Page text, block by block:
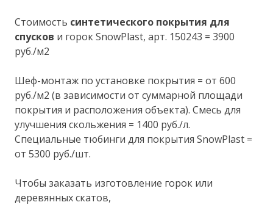
Стоимость синтетического покрытия для
спусков и горок SnowPlast, арт. 150243 = 3900
руб./м2
Шеф-монтаж по установке покрытия = от 600
руб./м2 (в зависимости от суммарной площади
покрытия и расположения объекта). Смесь для
улучшения скольжения = 1400 руб./л.
Специальные тюбинги для покрытия SnowPlast =
от 5300 руб./шт.
Чтобы заказать изготовление горок или
деревянных скатов,